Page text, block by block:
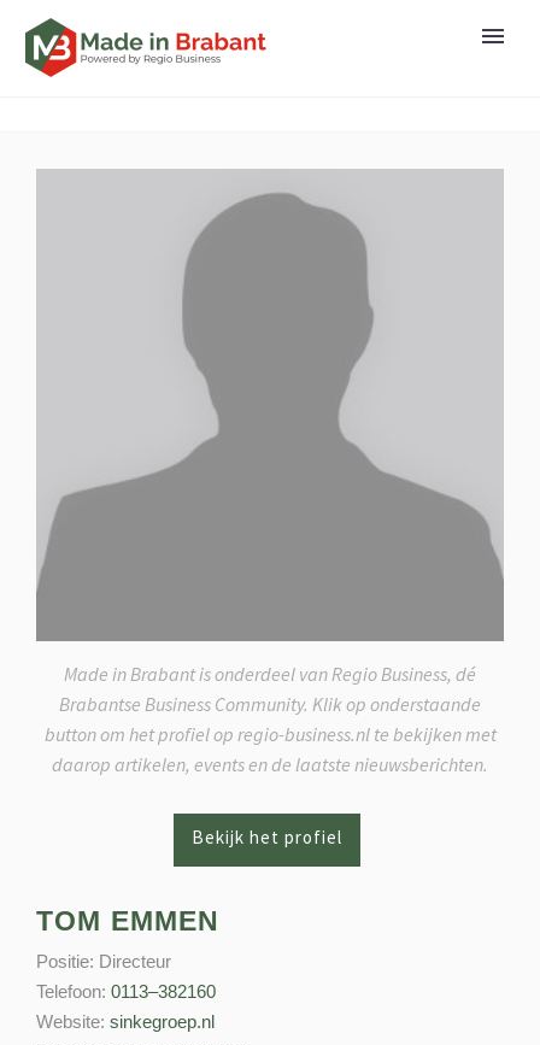
Made in Brabant is onderdeel van Regio Business, dé
Brabantse Business Community. Klik op onderstaande
button om het profiel op regio-business.nl te bekijken met
daarop artikelen, events en de laatste nieuwsberichten.
TOM EMMEN
Positie: Directeur
Telefoon: 0113–382160
Website: sinkegroep.nl